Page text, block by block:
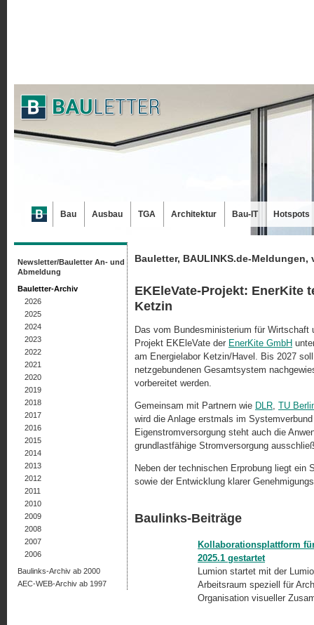
Bauletter, BAULINKS.de-Meldungen,
EKEleVate-Projekt: EnerKite
Ketzin
Das vom Bundesministerium für Wirtschaft
Projekt EKEleVate der EnerKite GmbH
am Energielabor Ketzin/Havel. Bis 2027
netzgebundenen Gesamtsystem
vorbereitet werden.
Gemeinsam mit Partnern wie DLR, TU
wird die Anlage erstmals im
Eigenstromversorgung steht auch die
grundlastfähige Stromversorgung
Neben der technischen Erprobung liegt ein
sowie der Entwicklung klarer
Baulinks-Beiträge
Kollaborationsplattform
2025.1 gestartet
Lumion startet mit der
Arbeitsraum speziell für
Organisation visueller
Newsletter/Bauletter An- und
Abmeldung
Bauletter-Archiv
2026
2025
2024
2023
2022
2021
2020
2019
2018
2017
2016
2015
2014
2013
2012
2011
2010
2009
2008
2007
2006
Baulinks-Archiv ab 2000
AEC-WEB-Archiv ab 1997
Bau Ausbau TGA Architektur Bau-IT Hotspots